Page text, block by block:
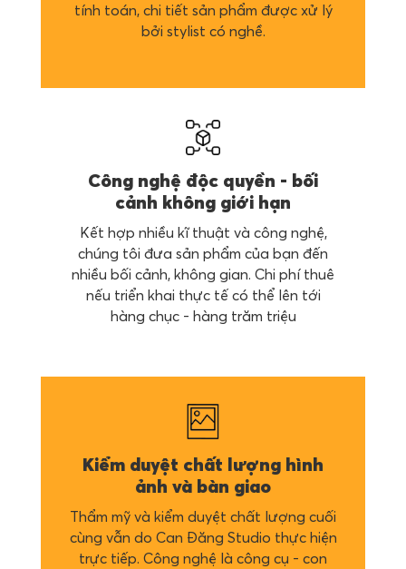
tính toán, chi tiết sản phẩm được xử lý
bởi stylist có nghề.
Công nghệ độc quyền - bối
cảnh không giới hạn
Kết hợp nhiều kĩ thuật và công nghệ,
chúng tôi đưa sản phẩm của bạn đến
nhiều bối cảnh, không gian. Chi phí thuê
nếu triển khai thực tế có thể lên tới
hàng chục - hàng trăm triệu
Kiểm duyệt chất lượng hình
ảnh và bàn giao
Thẩm mỹ và kiểm duyệt chất lượng cuối
cùng vẫn do Can Đăng Studio thực hiện
trực tiếp. Công nghệ là công cụ - con